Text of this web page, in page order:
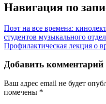
Навигация по
Поэт на все времена:
студентов музыкального
Профилактическая лекция о
Добавить комментарий
Ваш адрес email не будет
помечены *